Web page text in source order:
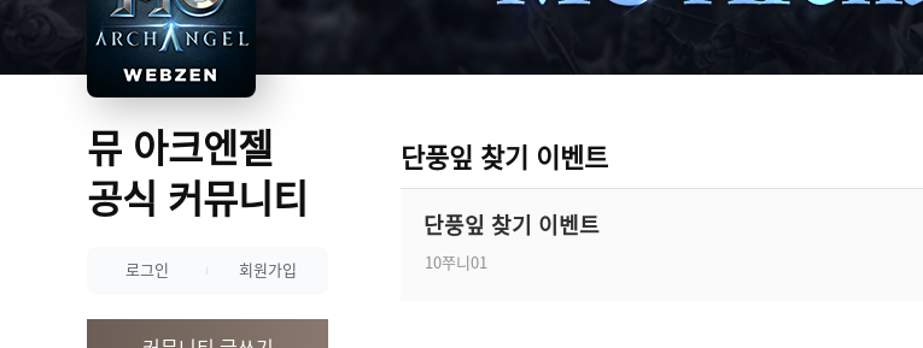
뮤 아크엔젤
공식 커뮤니티
로그인 회원가입
단풍잎 찾기 이벤트
단풍잎 찾기 이벤트
10쭈니01